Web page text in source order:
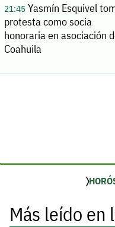
21:45Yasmín Esquivel
protesta como socia
honoraria en asociación
Coahuila
Más leído en